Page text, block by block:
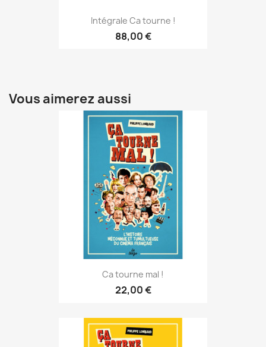
Intégrale Ca tourne !
88,00 €
Vous aimerez aussi
Ca tourne mal !
22,00 €